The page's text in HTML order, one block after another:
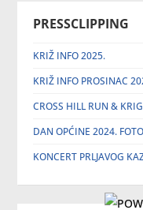
PRESSCLIPPING
KRIŽ INFO 2025.
KRIŽ INFO PROSINAC
CROSS HILL RUN &
DAN OPĆINE 2024.
KONCERT PRLJAVOG